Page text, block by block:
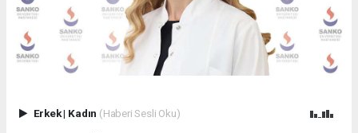
Erkek| Kadın (Haberi Sesli Oku)